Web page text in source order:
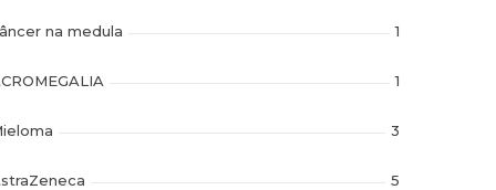
na medula 1
1
3
5